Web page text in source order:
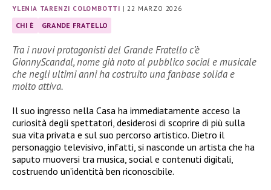
YLENIA TARENZI COLOMBOTTI |22 MARZO 2026
CHI È GRANDE FRATELLO
Tra i nuovi protagonisti del Grande Fratello c’è
GionnyScandal, nome già noto al pubblico social e musicale
che negli ultimi anni ha costruito una fanbase solida e
molto attiva.
Il suo ingresso nella Casa ha immediatamente acceso la
curiosità degli spettatori, desiderosi di scoprire di più sulla
sua vita privata e sul suo percorso artistico. Dietro il
personaggio televisivo, infatti, si nasconde un artista che ha
saputo muoversi tra musica, social e contenuti digitali,
costruendo un’identità ben riconoscibile.